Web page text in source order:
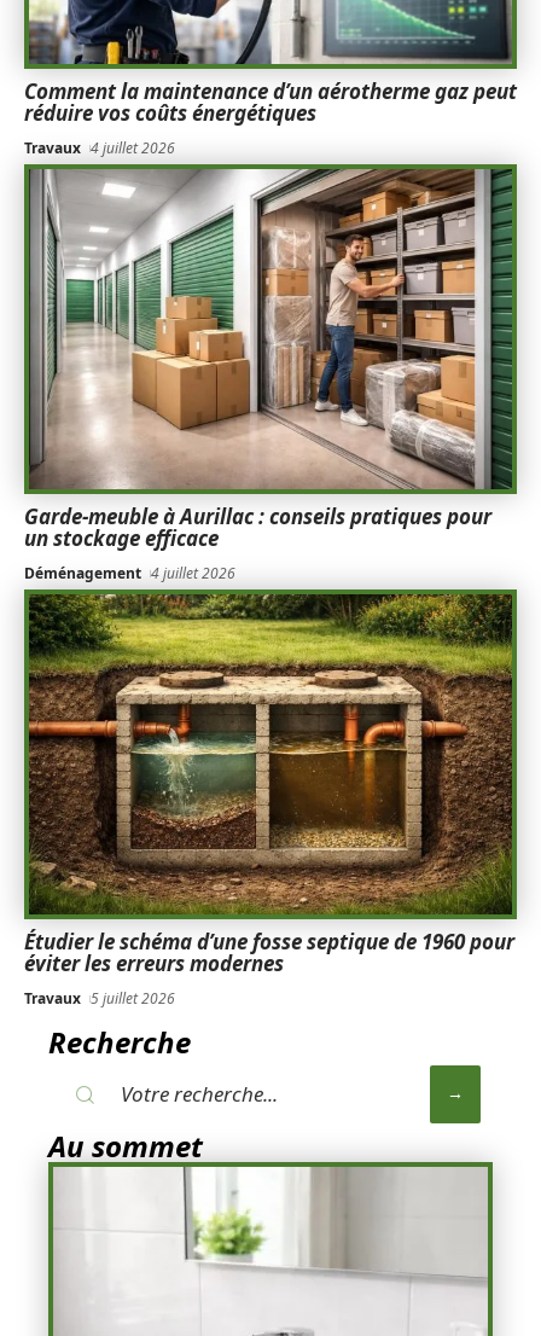
Comment la maintenance d’un aérotherme gaz peut
réduire vos coûts énergétiques
Travaux 4 juillet 2026
Garde-meuble à Aurillac : conseils pratiques pour
un stockage efficace
Déménagement 4 juillet 2026
Étudier le schéma d’une fosse septique de 1960 pour
éviter les erreurs modernes
Travaux 5 juillet 2026
Recherche
Au sommet